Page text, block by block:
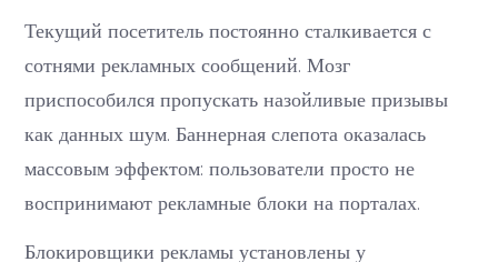
Текущий посетитель постоянно сталкивается с
сотнями рекламных сообщений. Мозг
приспособился пропускать назойливые призывы
как данных шум. Баннерная слепота оказалась
массовым эффектом: пользователи просто не
воспринимают рекламные блоки на порталах.
Блокировщики рекламы установлены у